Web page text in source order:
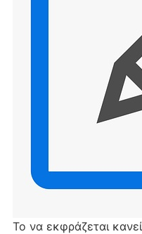
Το να εκφράζεται